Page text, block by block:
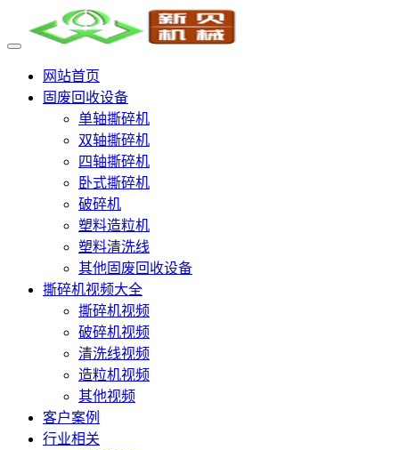
网站首页
固废回收设备
单轴撕碎机
双轴撕碎机
四轴撕碎机
卧式撕碎机
破碎机
塑料造粒机
塑料清洗线
其他固废回收设备
撕碎机视频大全
撕碎机视频
破碎机视频
清洗线视频
造粒机视频
其他视频
客户案例
行业相关